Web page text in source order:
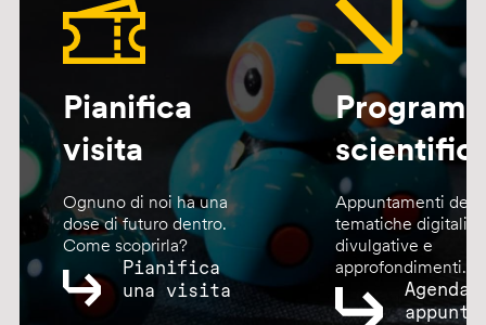
Pianifica
visita
Ognuno di noi ha una
dose di futuro dentro.
Come scoprirla?
Pianifica
una visita
Appuntamenti
tematiche digitali,
divulgative e
approfondimenti.
Agenda